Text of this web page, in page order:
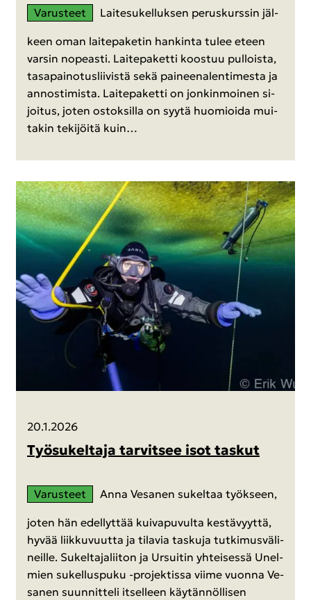
Va­rus­teet Lai­te­su­kel­luk­sen pe­rus­kurs­sin jäl­
keen oman lai­te­pa­ke­tin han­kin­ta tulee eteen
var­sin no­peas­ti. Lai­te­pa­ket­ti koos­tuu pul­lois­ta,
ta­sa­pai­no­tus­lii­vis­tä sekä pai­neen­alen­ti­mes­ta ja
an­nos­ti­mis­ta. Lai­te­pa­ket­ti on jon­kin­moi­nen si­
joi­tus, joten os­tok­sil­la on syytä huo­mioi­da mui­
ta­kin te­ki­jöi­tä kuin…
20.1.2026
Työ­su­kel­ta­ja tar­vit­see isot tas­kut
Va­rus­teet Anna Ve­sa­nen su­kel­taa työk­seen,
joten hän edel­lyt­tää kui­va­pu­vul­ta kes­tä­vyyt­tä,
hyvää liik­ku­vuut­ta ja ti­la­via tas­ku­ja tut­ki­mus­vä­li­
neil­le. Su­kel­ta­ja­lii­ton ja Ur­sui­tin yh­tei­ses­sä Unel­
mien su­kel­lus­pu­ku -​projektissa viime vuon­na Ve­
sa­nen suun­nit­te­li it­sel­leen käy­tän­nöl­li­sen